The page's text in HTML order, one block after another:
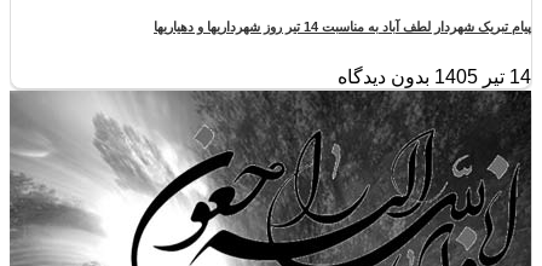
پیام تبریک شهردار لطف آباد به مناسبت 14 تیر روز شهرداریها و دهیاریها
14 تیر 1405 بدون دیدگاه